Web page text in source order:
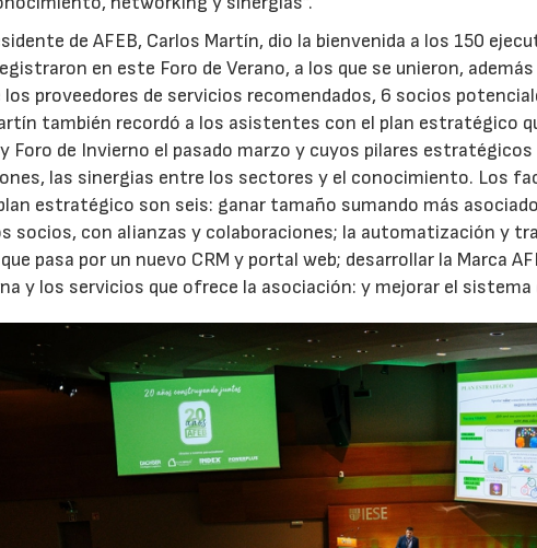
de AFEB, Carlos Martín, dio la bienvenida a los 150
en este Foro de Verano, a los que se unieron,
proveedores de servicios recomendados, 6 socios
también recordó a los asistentes con el plan estratégico
Foro de Invierno el pasado marzo y cuyos pilares estratégicos
las sinergias entre los sectores y el conocimiento. Los
estratégico son seis: ganar tamaño sumando más
socios, con alianzas y colaboraciones; la automatización y
pasa por un nuevo CRM y portal web; desarrollar la Marca
y los servicios que ofrece la asociación: y mejorar el
22/07/2026 29/07/